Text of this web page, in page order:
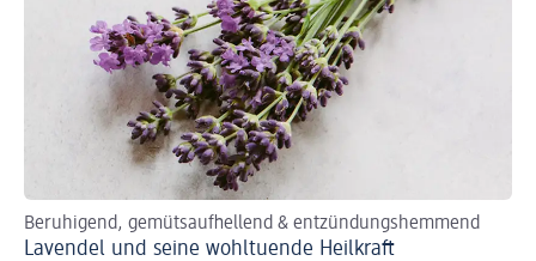
Beruhigend, gemütsaufhellend & entzündungshemmend
Lavendel und seine wohltuende Heilkraft